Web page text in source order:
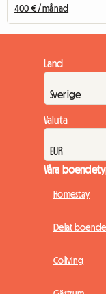
400 € / månad
Land
Valuta
Våra
Homestay
Delat boende
Coliving